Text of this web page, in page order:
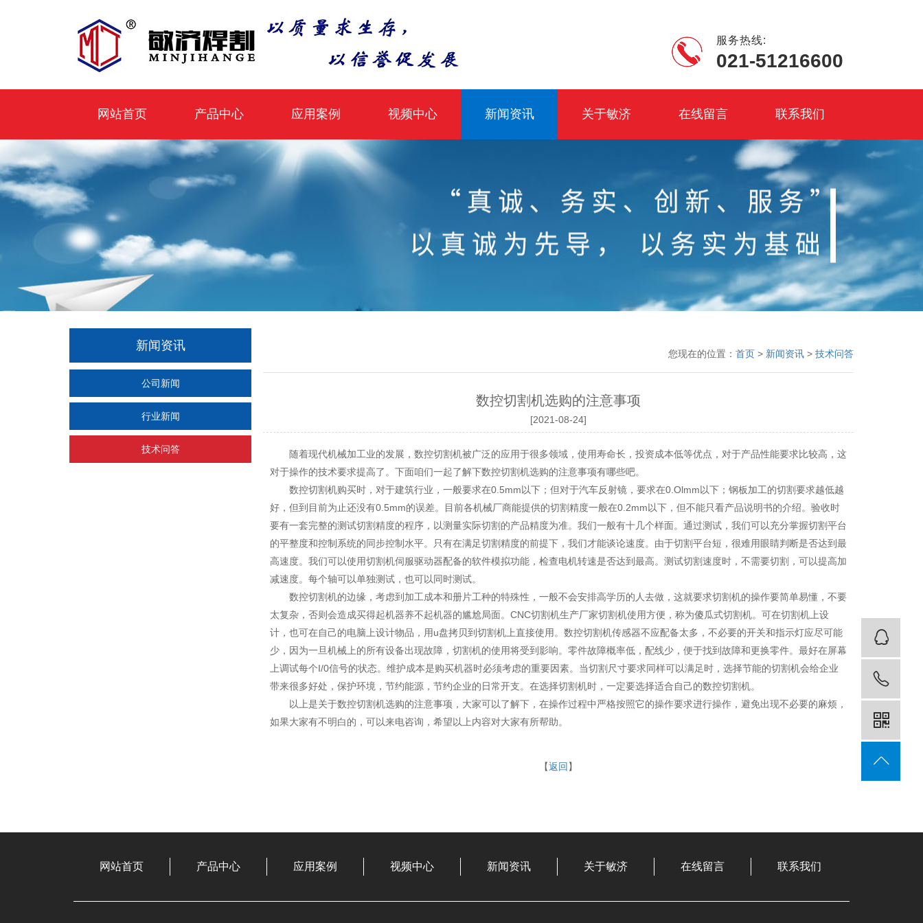
服务热线:
021-51216600
网站首页 产品中心 应用案例 视频中心 新闻资讯 关于敏济 在线留言 联系我们
新闻资讯
公司新闻
行业新闻
技术问答
您现在的位置： 首页 > 新闻资讯 > 技术问答
数控切割机选购的注意事项
[2021-08-24]
随着现代机械加工业的发展，数控切割机被广泛的应用于很多领域，使用寿命长，投资成本低等优点，对于产品性能要求比较高，这
对于操作的技术要求提高了。下面咱们一起了解下数控切割机选购的注意事项有哪些吧。
数控切割机购买时，对于建筑行业，一般要求在0.5mm以下；但对于汽车反射镜，要求在0.Olmm以下；钢板加工的切割要求越低越
好，但到目前为止还没有0.5mm的误差。目前各机械厂商能提供的切割精度一般在0.2mm以下，但不能只看产品说明书的介绍。验收时
要有一套完整的测试切割精度的程序，以测量实际切割的产品精度为准。我们一般有十几个样面。通过测试，我们可以充分掌握切割平台
的平整度和控制系统的同步控制水平。只有在满足切割精度的前提下，我们才能谈论速度。由于切割平台短，很难用眼睛判断是否达到最
高速度。我们可以使用切割机伺服驱动器配备的软件模拟功能，检查电机转速是否达到最高。测试切割速度时，不需要切割，可以提高加
减速度。每个轴可以单独测试，也可以同时测试。
数控切割机的边缘，考虑到加工成本和册片工种的特殊性，一般不会安排高学历的人去做，这就要求切割机的操作要简单易懂，不要
太复杂，否则会造成买得起机器养不起机器的尴尬局面。CNC切割机生产厂家切割机使用方便，称为傻瓜式切割机。可在切割机上设
计，也可在自己的电脑上设计物品，用u盘拷贝到切割机上直接使用。数控切割机传感器不应配备太多，不必要的开关和指示灯应尽可能
少，因为一旦机械上的所有设备出现故障，切割机的使用将受到影响。零件故障概率低，配线少，便于找到故障和更换零件。最好在屏幕
上调试每个I/0信号的状态。维护成本是购买机器时必须考虑的重要因素。当切割尺寸要求同样可以满足时，选择节能的切割机会给企业
带来很多好处，保护环境，节约能源，节约企业的日常开支。在选择切割机时，一定要选择适合自己的数控切割机。
以上是关于数控切割机选购的注意事项，大家可以了解下，在操作过程中严格按照它的操作要求进行操作，避免出现不必要的麻烦，
如果大家有不明白的，可以来电咨询，希望以上内容对大家有所帮助。
【返回 】
网站首页 产品中心 应用案例 视频中心 新闻资讯 关于敏济 在线留言 联系我们